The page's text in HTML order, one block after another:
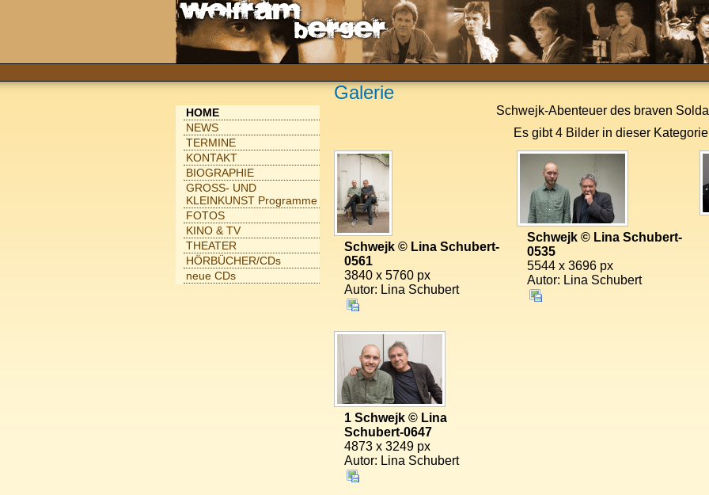
HOME
NEWS
TERMINE
KONTAKT
BIOGRAPHIE
GROSS- UND
KLEINKUNST Programme
FOTOS
KINO & TV
THEATER
HÖRBÜCHER/CDs
neue CDs
Galerie
Schwejk-Abenteuer des braven
Es gibt 4 Bilder in dieser Kategorie
Schwejk © Lina Schubert-
0561
3840 x 5760 px
Autor: Lina Schubert
Schwejk © Lina Schubert-
0535
5544 x 3696 px
Autor: Lina Schubert
1 Schwejk © Lina
Schubert-0647
4873 x 3249 px
Autor: Lina Schubert